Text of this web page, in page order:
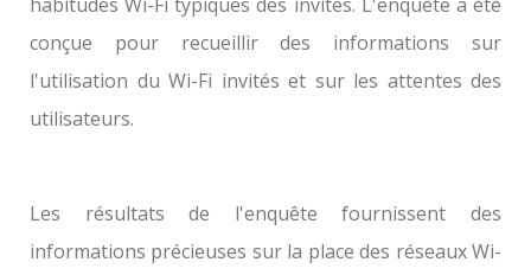
conçue pour recueillir des informations sur
l'utilisation du Wi-Fi invités et sur les attentes des
utilisateurs.
Les résultats de l'enquête fournissent des
informations précieuses sur la place des réseaux Wi-